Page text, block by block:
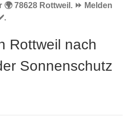
78628 Rottweil. ⏩ Melden
Rottweil nach
Sonnenschutz